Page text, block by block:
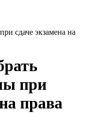
сдаче экзамена на
при
права